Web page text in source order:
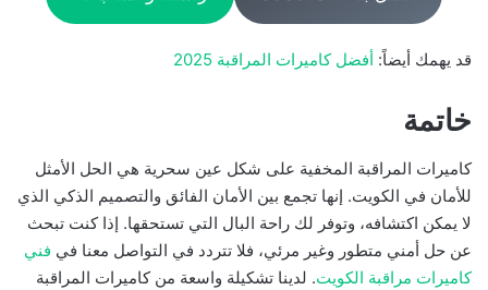
قد يهمك أيضاً: أفضل كاميرات المراقبة 2025
خاتمة
كاميرات المراقبة المخفية على شكل عين سحرية هي الحل الأمثل
للأمان في الكويت. إنها تجمع بين الأمان الفائق والتصميم الذكي الذي
لا يمكن اكتشافه، وتوفر لك راحة البال التي تستحقها. إذا كنت تبحث
عن حل أمني متطور وغير مرئي، فلا تتردد في التواصل معنا في فني
كاميرات مراقبة الكويت. لدينا تشكيلة واسعة من كاميرات المراقبة